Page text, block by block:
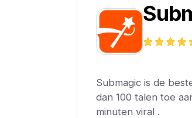
Submagic is de
dan 100 talen toe
minuten viral .